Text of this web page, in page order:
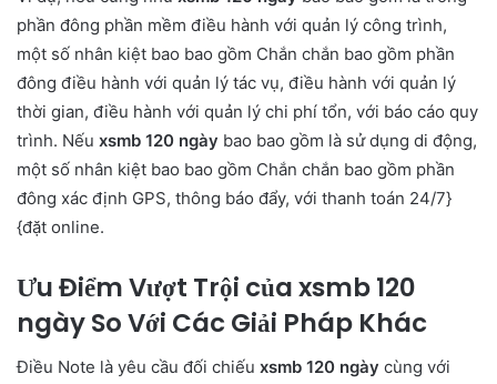
phần đông phần mềm điều hành với quản lý công trình,
một số nhân kiệt bao bao gồm Chắn chắn bao gồm phần
đông điều hành với quản lý tác vụ, điều hành với quản lý
thời gian, điều hành với quản lý chi phí tổn, với báo cáo quy
trình. Nếu xsmb 120 ngày bao bao gồm là sử dụng di động,
một số nhân kiệt bao bao gồm Chắn chắn bao gồm phần
đông xác định GPS, thông báo đẩy, với thanh toán 24/7}
{đặt online.
Ưu Điểm Vượt Trội của xsmb 120
ngày So Với Các Giải Pháp Khác
Điều Note là yêu cầu đối chiếu xsmb 120 ngày cùng với